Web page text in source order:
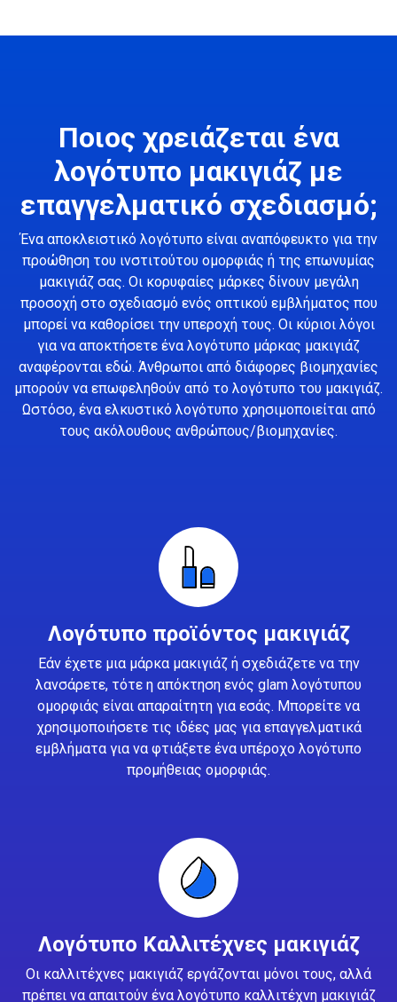
Ποιος χρειάζεται ένα
λογότυπο μακιγιάζ με
επαγγελματικό σχεδιασμό;
Ένα αποκλειστικό λογότυπο είναι αναπόφευκτο για την
προώθηση του ινστιτούτου ομορφιάς ή της επωνυμίας
μακιγιάζ σας. Οι κορυφαίες μάρκες δίνουν μεγάλη
προσοχή στο σχεδιασμό ενός οπτικού εμβλήματος που
μπορεί να καθορίσει την υπεροχή τους. Οι κύριοι λόγοι
για να αποκτήσετε ένα λογότυπο μάρκας μακιγιάζ
αναφέρονται εδώ. Άνθρωποι από διάφορες βιομηχανίες
μπορούν να επωφεληθούν από το λογότυπο του μακιγιάζ.
Ωστόσο, ένα ελκυστικό λογότυπο χρησιμοποιείται από
τους ακόλουθους ανθρώπους/βιομηχανίες.
Λογότυπο προϊόντος μακιγιάζ
Εάν έχετε μια μάρκα μακιγιάζ ή σχεδιάζετε να την
λανσάρετε, τότε η απόκτηση ενός glam λογότυπου
ομορφιάς είναι απαραίτητη για εσάς. Μπορείτε να
χρησιμοποιήσετε τις ιδέες μας για επαγγελματικά
εμβλήματα για να φτιάξετε ένα υπέροχο λογότυπο
προμήθειας ομορφιάς.
Λογότυπο Καλλιτέχνες μακιγιάζ
Οι καλλιτέχνες μακιγιάζ εργάζονται μόνοι τους, αλλά
πρέπει να απαιτούν ένα λογότυπο καλλιτέχνη μακιγιάζ